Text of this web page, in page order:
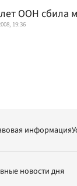
ООН сбила
19:36
информация
новости дня